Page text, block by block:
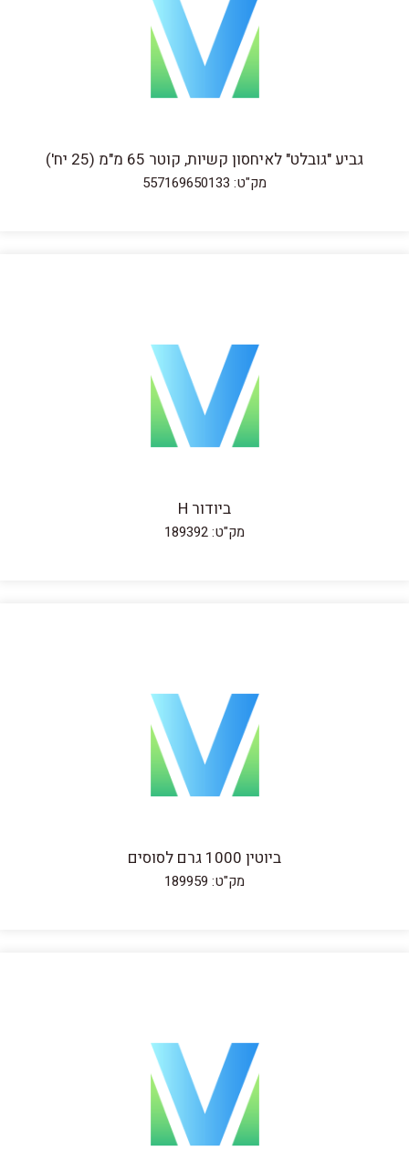
גביע "גובלט" לאיחסון קשיות, קוטר 65 מ"מ (25 יח')
מק"ט: 557169650133
ביודור H
מק"ט: 189392
ביוטין 1000 גרם לסוסים
מק"ט: 189959